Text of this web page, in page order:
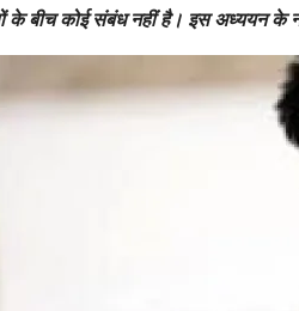
के बीच कोई संबंध नहीं है। इस अध्ययन के